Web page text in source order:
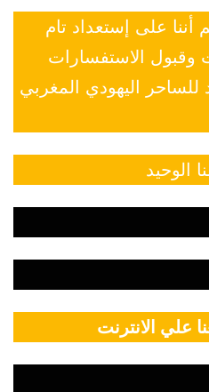
أننا على إستعداد تام
وقبول الاستفسارات
اليهودي المغربي
الوحيد
علي الانترنت